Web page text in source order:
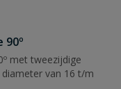
90º
met tweezijdige
van 16 t/m